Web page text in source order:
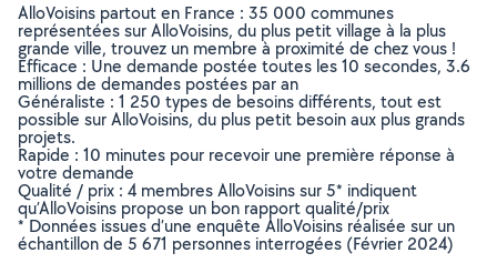
AlloVoisins partout en France : 35 000 communes
représentées sur AlloVoisins, du plus petit village à la plus
grande ville, trouvez un membre à proximité de chez vous !
Efficace : Une demande postée toutes les 10 secondes, 3.6
millions de demandes postées par an
Généraliste : 1 250 types de besoins différents, tout est
possible sur AlloVoisins, du plus petit besoin aux plus grands
projets.
Rapide : 10 minutes pour recevoir une première réponse à
votre demande
Qualité / prix : 4 membres AlloVoisins sur 5* indiquent
qu’AlloVoisins propose un bon rapport qualité/prix
* Données issues d’une enquête AlloVoisins réalisée sur un
échantillon de 5 671 personnes interrogées (Février 2024)